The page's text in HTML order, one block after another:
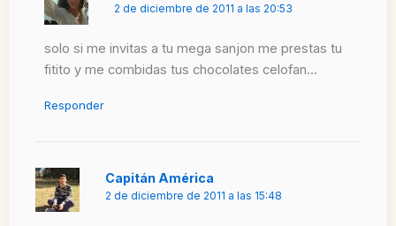
2 de diciembre de 2011 a las 20:53
solo si me invitas a tu mega sanjon me prestas tu
fitito y me combidas tus chocolates celofan…
Responder
Capitán América
2 de diciembre de 2011 a las 15:48